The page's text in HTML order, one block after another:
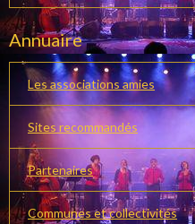
Annuaire
Les associations amies
Sites recommandés
Partenaires
Communes et collectivités